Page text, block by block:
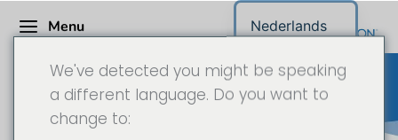
Menu
We've detected you might be speaking
a different language. Do you want to
change to:
Nederlands